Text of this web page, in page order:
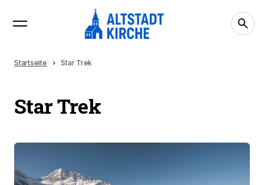
Startseite Star Trek
Star Trek